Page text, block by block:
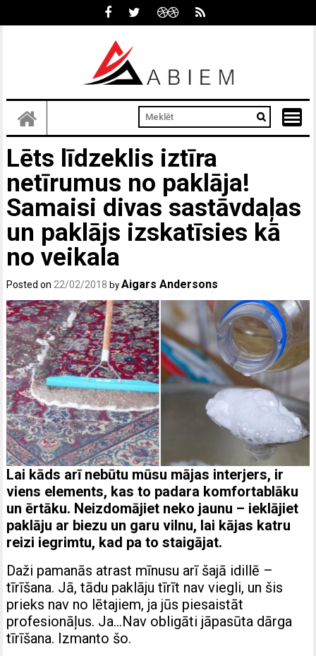
Lēts līdzeklis iztīra
netīrumus no paklāja!
Samaisi divas sastāvdaļas
un paklājs izskatīsies kā
no veikala
Posted on22/02/2018 byAigars Andersons
Lai kāds arī nebūtu mūsu mājas interjers, ir
viens elements, kas to padara komfortablāku
un ērtāku. Neizdomājiet neko jaunu – ieklājiet
paklāju ar biezu un garu vilnu, lai kājas katru
reizi iegrimtu, kad pa to staigājat.
Daži pamanās atrast mīnusu arī šajā idillē –
tīrīšana. Jā, tādu paklāju tīrīt nav viegli, un šis
prieks nav no lētajiem, ja jūs piesaistāt
profesionāļus. Ja…Nav obligāti jāpasūta dārga
tīrīšana. Izmanto šo.